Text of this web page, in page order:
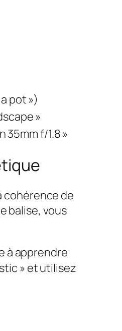
pot »)
»
35mm f/1.8 »
cohérence de
balise, vous
à apprendre
» et utilisez